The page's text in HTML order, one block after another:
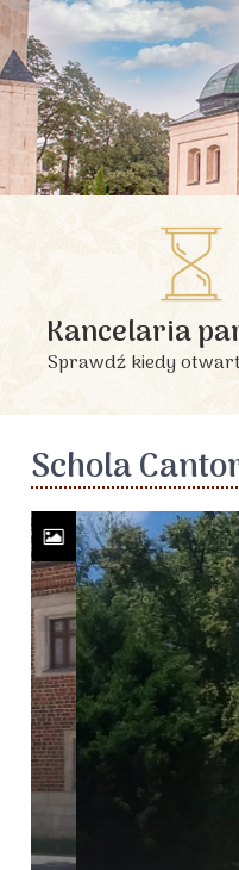
Kancelaria
Sprawdź kiedy
Schola